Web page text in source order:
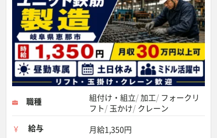
職種 組付け・組立 加工 フォークリ
フト 玉かけ クレーン
給与
月給1,350円